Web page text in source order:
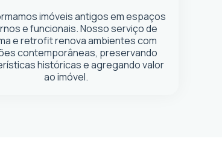
imóveis antigos em espaços
e funcionais. Nosso serviço de
e retrofit renova ambientes com
contemporâneas, preservando
históricas e agregando valor
ao imóvel.